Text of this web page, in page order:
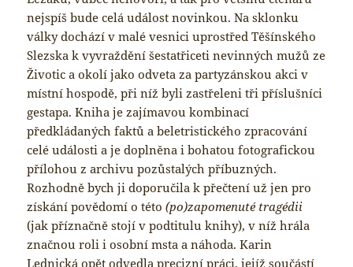
nejspíš bude celá událost novinkou. Na sklonku
války dochází v malé vesnici uprostřed Těšínského
Slezska k vyvraždění šestatřiceti nevinných mužů ze
Životic a okolí jako odveta za partyzánskou akci v
místní hospodě, při níž byli zastřeleni tři příslušníci
gestapa. Kniha je zajímavou kombinací
předkládaných faktů a beletristického zpracování
celé události a je doplněna i bohatou fotografickou
přílohou z archivu pozůstalých příbuzných.
Rozhodně bych ji doporučila k přečtení už jen pro
získání povědomí o této(po)zapomenuté tragédii
(jak příznačně stojí v podtitulu knihy), v níž hrála
značnou roli i osobní msta a náhoda. Karin
Lednická opět odvedla precizní práci, jejíž součástí